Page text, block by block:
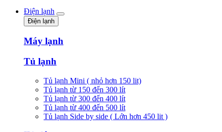
Điện lạnh
Điện lạnh
Máy lạnh
Tủ lạnh
Tủ lạnh Mini ( nhỏ hơn 150 lit)
Tủ lạnh từ 150 đến 300 lít
Tủ lạnh từ 300 đến 400 lít
Tủ lạnh từ 400 đến 500 lít
Tủ lạnh Side by side ( Lớn hơn 450 lit )